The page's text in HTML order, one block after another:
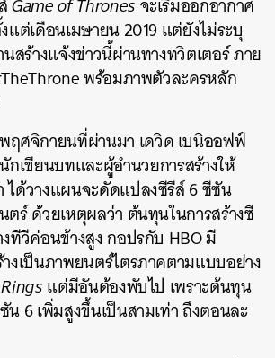
แต่เดือนเมษายน 2019 แต่ยังไม่ระบุ
สร้างแจ้งข่าวนี้ผ่านทางทวิตเตอร์ ภาย
พร้อมภาพตัวละครหลัก
ฤศจิกายนที่ผ่านมา เดวิด เบนิออฟฟ์
กเขียนบทและผู้อำนวยการสร้างให้
ด้วางแผนจะดัดแปลงซีรีส์ 6 ซีซัน
ร์ ด้วยเหตุผลว่า ต้นทุนในการสร้างซี
ทีวีค่อนข้างสูง กอปรกับ HBO มี
งเป็นภาพยนตร์ไตรภาคตามแบบอย่าง
แต่มีอันต้องพับไป เพราะต้นทุน
น 6 เพิ่มสูงขึ้นเป็นสามเท่า ถึงตอนละ